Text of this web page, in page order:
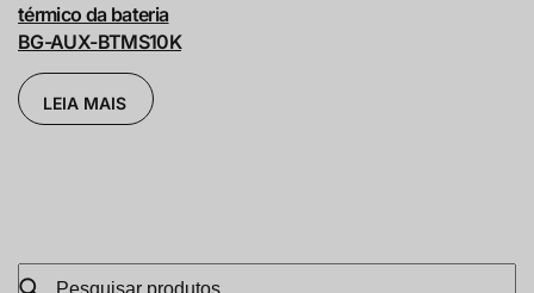
térmico da bateria
BG-AUX-BTMS10K
LEIA MAIS